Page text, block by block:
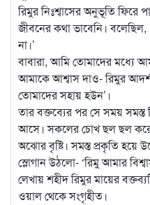
রিমুর নিঃশ্বাসের অনুভূতি ফিরে
জীবনের কথা ভাবেনি।
না।’
বাবারা, আমি তোমাদের মধ্যে
আমাকে আশ্বাস দাও- রিমুর আদর্শ
তোমাদের সহায় হউন’।
তার বক্তব্যের পর সে সময়
আসে। সকলের চোখ ছল ছল
অঝোর বৃষ্টি। সমস্ত প্রকৃতি
স্লোগান উঠলো- ‘রিমু আমার
লেখায় শহীদ রিমুর মায়ের
ওয়াল থেকে সংগৃহীত।